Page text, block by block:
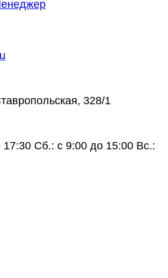
328/1
Сб.: с 9:00 до 15:00 Вс.: